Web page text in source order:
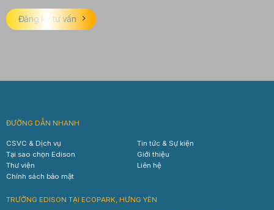
Đăng ký tư vấn
ĐƯỜNG DẪN NHANH
CSVC & Dịch vụ
Tin tức & Sự kiện
Tại sao chọn Edison
Giới thiệu
Thư viện
Liên hệ
Chính sách bảo mật
TRƯỜNG EDISON TẠI ECOPARK, HƯNG YÊN